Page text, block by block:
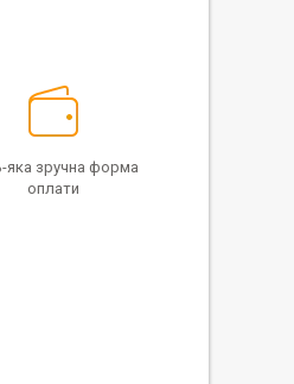
яка зручна форма
оплати